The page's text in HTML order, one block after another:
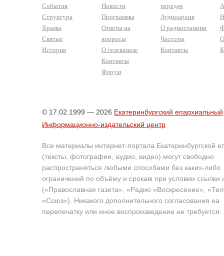
События
Структура
Храмы
Святые
История
Новости
Программы
Ответы на
вопросы
О телеканале
Контакты
Форум
передач
Аудиоархив
О радиостанции
Частоты
Контакты
© 17.02.1999 — 2026 Екатеринбургский епархиальный
Информационно-издательский центр
Все материалы интернет-портала Екатеринбургской
(тексты, фотографии, аудио, видео) могут свободно
распространяться любыми способами без каких-либо
ограничений по объёму и срокам при условии ссылки
(«Православная газета», «Радио «Воскресение»,
«Союз»). Никакого дополнительного согласования на
перепечатку или иное воспроизведение не требуется.